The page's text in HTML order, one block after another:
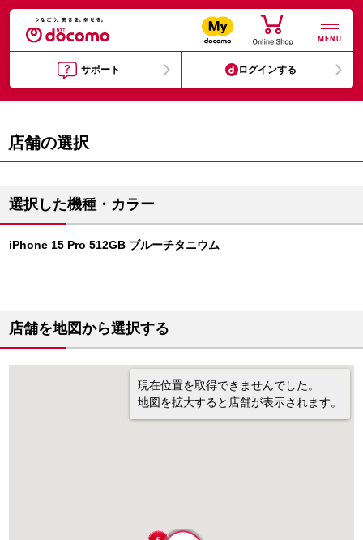
MENU
サポート ログインする
店舗の選択
選択した機種・カラー
iPhone 15 Pro 512GB ブルーチタニウム
店舗を地図から選択する
現在位置を取得できませんでした。
地図を拡大すると店舗が表示されます。